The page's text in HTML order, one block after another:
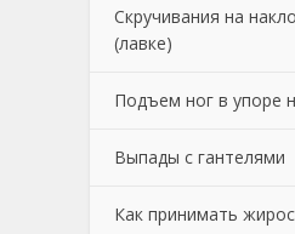
Скручивания на
(лавке)
Подъем ног в упоре
Выпады с гантелями
Как принимать